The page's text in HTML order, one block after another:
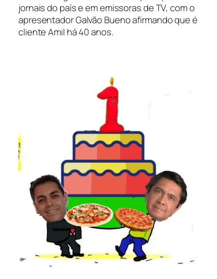
jornais do país e em emissoras de TV, com o
apresentador Galvão Bueno afirmando que é
cliente Amil há 40 anos.